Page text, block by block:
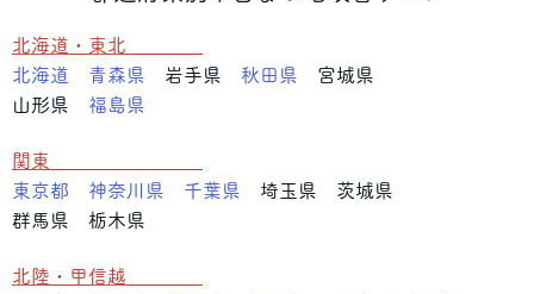
北海道・東北
北海道
青森県 岩手県 秋田県 宮城県
山形県 福島県
関東
東京都
神奈川県 千葉県 埼玉県 茨城県
群馬県 栃木県
北陸・甲信越